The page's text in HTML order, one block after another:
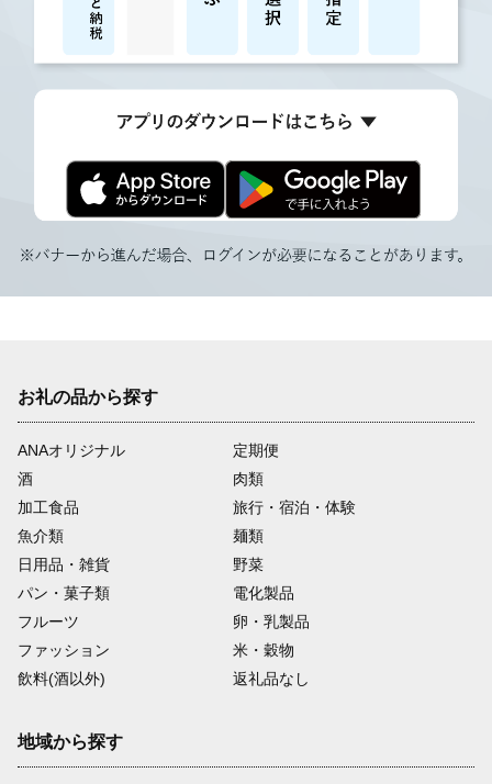
お礼の品から探す
ANAオリジナル
定期便
酒
肉類
加工食品
旅行・宿泊・体験
魚介類
麺類
日用品・雑貨
野菜
パン・菓子類
電化製品
フルーツ
卵・乳製品
ファッション
米・穀物
飲料(酒以外)
返礼品なし
地域から探す